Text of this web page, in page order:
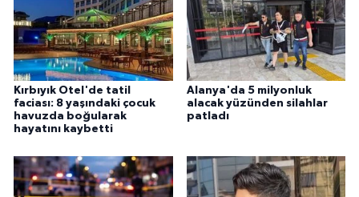
Kırbıyık Otel'de tatil
faciası: 8 yaşındaki çocuk
havuzda boğularak
hayatını kaybetti
Alanya'da 5 milyonluk
alacak yüzünden silahlar
patladı